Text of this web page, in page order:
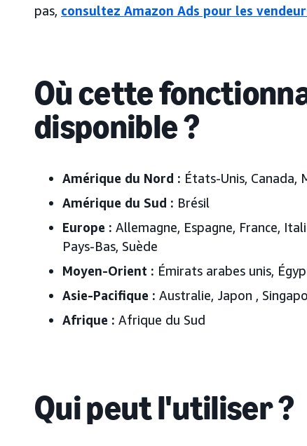
pas, consultez Amazon Ads pour les
Où cette
disponible ?
Amérique du Nord : États-Unis, Canada,
Amérique du Sud : Brésil
Europe : Allemagne, Espagne, France,
Pays-Bas, Suède
Moyen-Orient : Émirats arabes unis,
Asie-Pacifique : Australie, Japon ,
Afrique : Afrique du Sud
Qui peut l'utiliser ?